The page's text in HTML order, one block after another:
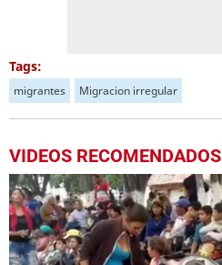
Tags:
migrantes Migracion irregular
VIDEOS RECOMENDADOS